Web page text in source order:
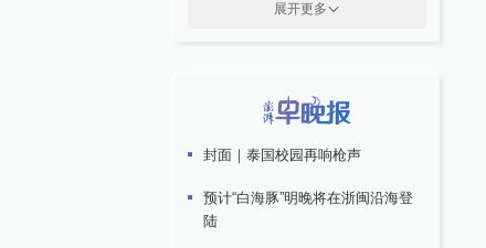
展开更多
封面｜泰国校园再响枪声
预计“白海豚”明晚将在浙闽沿海登
陆